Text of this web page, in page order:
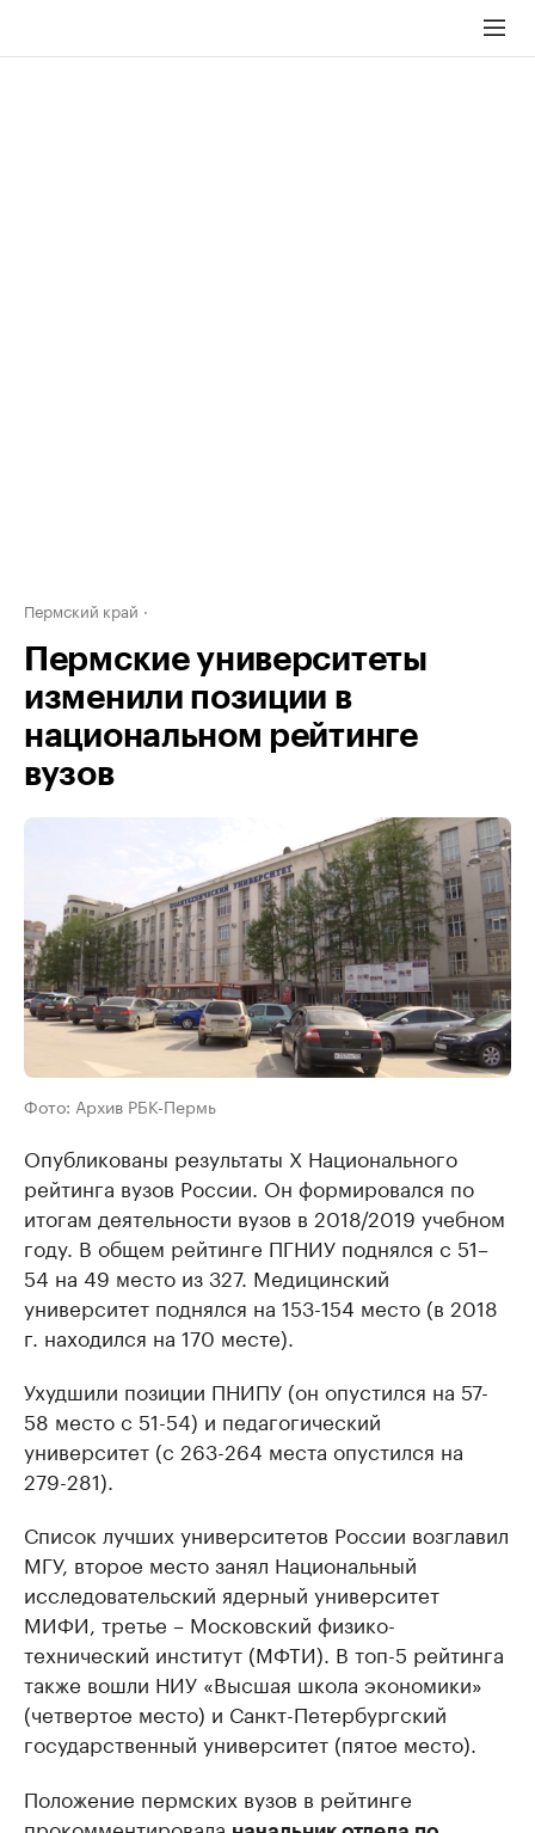
Пермский край
Пермские университеты
изменили позиции в
национальном рейтинге
вузов
Фото: Архив РБК-Пермь
Опубликованы результаты X Национального
рейтинга вузов России. Он формировался по
итогам деятельности вузов в 2018/2019 учебном
году. В общем рейтинге ПГНИУ поднялся с 51–
54 на 49 место из 327. Медицинский
университет поднялся на 153-154 место (в 2018
г. находился на 170 месте).
Ухудшили позиции ПНИПУ (он опустился на 57-
58 место с 51-54) и педагогический
университет (с 263-264 места опустился на
279-281).
Список лучших университетов России возглавил
МГУ, второе место занял Национальный
исследовательский ядерный университет
МИФИ, третье – Московский физико-
технический институт (МФТИ). В топ-5 рейтинга
также вошли НИУ «Высшая школа экономики»
(четвертое место) и Санкт-Петербургский
государственный университет (пятое место).
Положение пермских вузов в рейтинге
прокомментировала